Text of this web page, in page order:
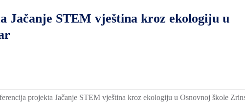
Jačanje STEM vještina kroz ekologiju u
projekta Jačanje STEM vještina kroz ekologiju u Osnovnoj škole